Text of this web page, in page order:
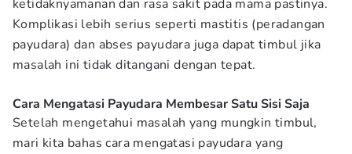
ketidaknyamanan dan rasa sakit pada mama pastinya.
Komplikasi lebih serius seperti mastitis (peradangan
payudara) dan abses payudara juga dapat timbul jika
masalah ini tidak ditangani dengan tepat.
Cara Mengatasi Payudara Membesar Satu Sisi Saja
Setelah mengetahui masalah yang mungkin timbul,
mari kita bahas cara mengatasi payudara yang